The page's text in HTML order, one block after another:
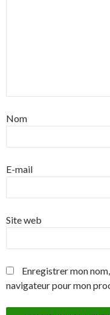
Nom
E-mail
Site web
Enregistrer mon
navigateur pour mon